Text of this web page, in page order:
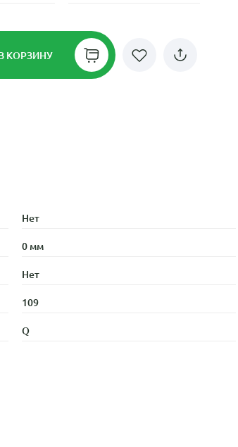
КОРЗИНУ
Нет
0 мм
Нет
109
Q